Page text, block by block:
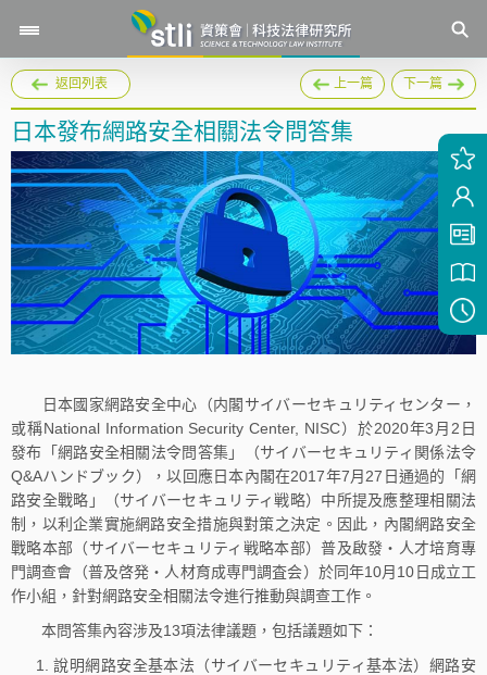
返回列表 上一篇 下一篇
日本發布網路安全相關法令問答集
日本國家網路安全中心（内閣サイバーセキュリティセンター，
或稱National Information Security Center, NISC）於2020年3月2日
發布「網路安全相關法令問答集」（サイバーセキュリティ関係法令
Q&Aハンドブック），以回應日本內閣在2017年7月27日通過的「網
路安全戰略」（サイバーセキュリティ戦略）中所提及應整理相關法
制，以利企業實施網路安全措施與對策之決定。因此，內閣網路安全
戰略本部（サイバーセキュリティ戦略本部）普及啟發‧人才培育專
門調查會（普及啓発・人材育成専門調査会）於同年10月10日成立工
作小組，針對網路安全相關法令進行推動與調查工作。
本問答集內容涉及13項法律議題，包括議題如下：
說明網路安全基本法（サイバーセキュリティ基本法）網路安